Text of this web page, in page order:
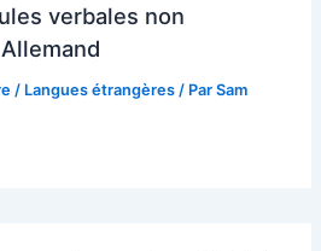
verbales non
/ Langues étrangères / ParSam